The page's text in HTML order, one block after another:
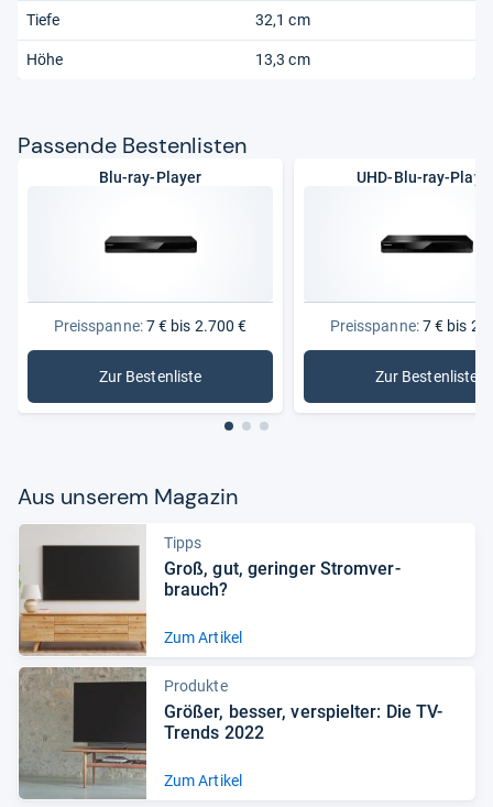
Tiefe 32,1 cm
Höhe 13,3 cm
Pas­sende Bes­ten­lis­ten
Blu-ray-Player
Preisspanne:7 € bis 2.700 €
Zur Bestenliste
: Blu-ray-Player
UHD-Blu-ray-
Preisspanne:7 € bis
Zur Bestenliste
: UHD-
Aus unse­rem Maga­zin
Tipps
Groß, gut, gerin­ger Strom­ver­
brauch?
Zum Artikel
Produkte
Grö­ßer, bes­ser, ver­spiel­ter: Die TV-​
Trends 2022
Zum Artikel